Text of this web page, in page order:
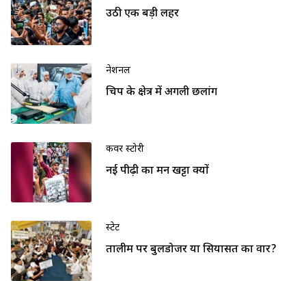
उठी एक बड़ी लहर
नेशनल
चिप के क्षेत्र में अगली छलांग
कवर स्टोरी
नई पीढ़ी का मन खट्टा क्यों
स्टेट
तालीम पर बुलडोजर या सियासत का वार?